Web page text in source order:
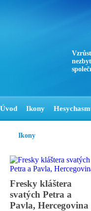
Úvod Ikony
Ikony
Fresky kláštera
svatých Petra a
Pavla, Hercegovina